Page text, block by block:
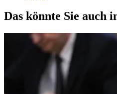
Das könnte Sie auch